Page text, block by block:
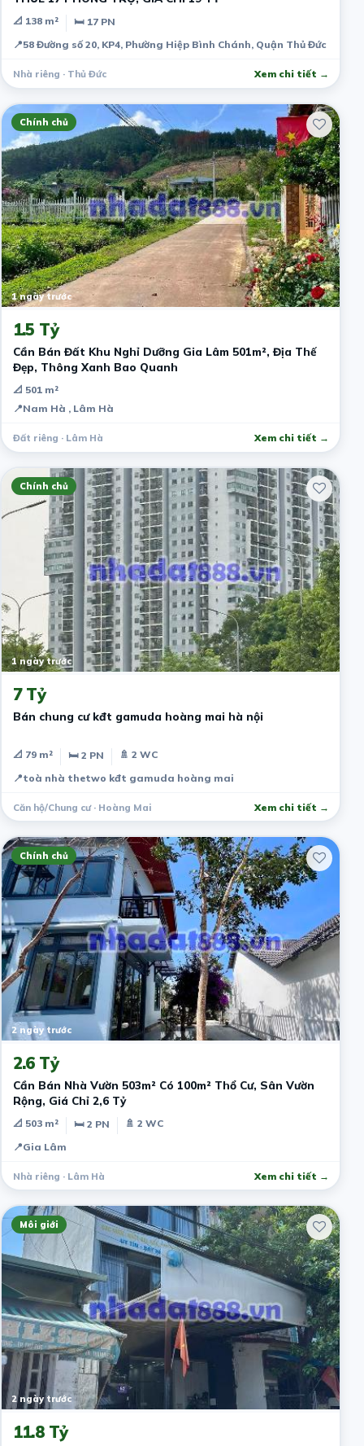
📐 138 m²
🛏 17 PN
📍58 Đường số 20, KP4, Phường Hiệp Bình Chánh, Quận Thủ Đức
Nhà riêng · Thủ Đức Xem chi tiết →
Chính chủ
1 ngày trước
1.5 Tỷ
Cần Bán Đất Khu Nghỉ Dưỡng Gia Lâm 501m², Địa Thế
Đẹp, Thông Xanh Bao Quanh
📐 501 m²
📍Nam Hà , Lâm Hà
Đất riêng · Lâm Hà Xem chi tiết →
Chính chủ
1 ngày trước
7 Tỷ
Bán chung cư kđt gamuda hoàng mai hà nội
📐 79 m² 🛏 2 PN
🚿 2 WC
📍toà nhà thetwo kđt gamuda hoàng mai
Căn hộ/Chung cư · Hoàng Mai Xem chi tiết →
Chính chủ
2 ngày trước
2.6 Tỷ
Cần Bán Nhà Vườn 503m² Có 100m² Thổ Cư, Sân Vườn
Rộng, Giá Chỉ 2,6 Tỷ
📐 503 m² 🛏 2 PN
🚿 2 WC
📍Gia Lâm
Nhà riêng · Lâm Hà Xem chi tiết →
Môi giới
2 ngày trước
11.8 Tỷ